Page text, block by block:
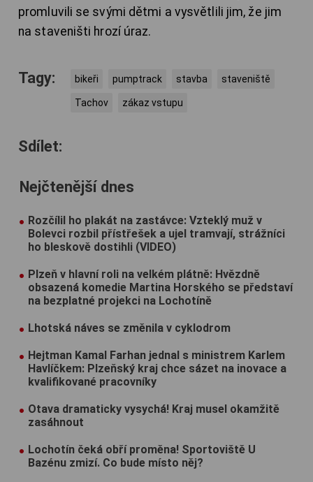
promluvili se svými dětmi a vysvětlili jim, že jim
na staveništi hrozí úraz.
Tagy: bikeři pumptrack stavba staveniště
Tachov zákaz vstupu
Sdílet:
Nejčtenější dnes
Rozčílil ho plakát na zastávce: Vzteklý muž v
Bolevci rozbil přístřešek a ujel tramvají, strážníci
ho bleskově dostihli (VIDEO)
Plzeň v hlavní roli na velkém plátně: Hvězdně
obsazená komedie Martina Horského se představí
na bezplatné projekci na Lochotíně
Lhotská náves se změnila v cyklodrom
Hejtman Kamal Farhan jednal s ministrem Karlem
Havlíčkem: Plzeňský kraj chce sázet na inovace a
kvalifikované pracovníky
Otava dramaticky vysychá! Kraj musel okamžitě
zasáhnout
Lochotín čeká obří proměna! Sportoviště U
Bazénu zmizí. Co bude místo něj?